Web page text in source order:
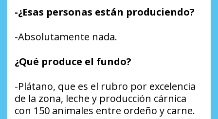
-¿Esas personas están produciendo?
-Absolutamente nada.
¿Qué produce el fundo?
-Plátano, que es el rubro por excelencia
de la zona, leche y producción cárnica
con 150 animales entre ordeño y carne.